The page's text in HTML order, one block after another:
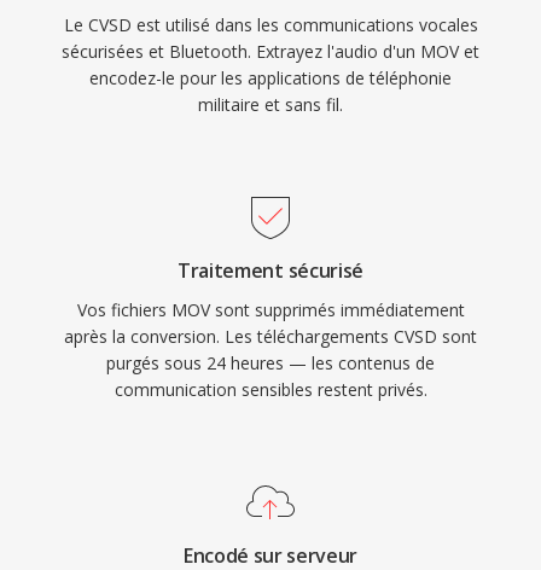
Le CVSD est utilisé dans les communications vocales
sécurisées et Bluetooth. Extrayez l'audio d'un MOV et
encodez-le pour les applications de téléphonie
militaire et sans fil.
Traitement sécurisé
Vos fichiers MOV sont supprimés immédiatement
après la conversion. Les téléchargements CVSD sont
purgés sous 24 heures — les contenus de
communication sensibles restent privés.
Encodé sur serveur